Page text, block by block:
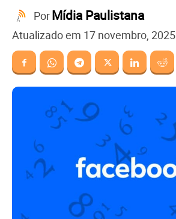
PorMídia Paulistana
Atualizado em 17 novembro, 2025